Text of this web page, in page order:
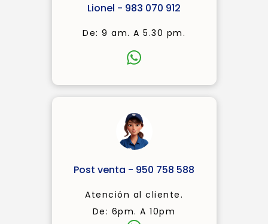
Lionel - 983 070 912
De: 9 am. A 5.30 pm.
Post venta - 950 758 588
Atención al cliente.
De: 6pm. A 10pm